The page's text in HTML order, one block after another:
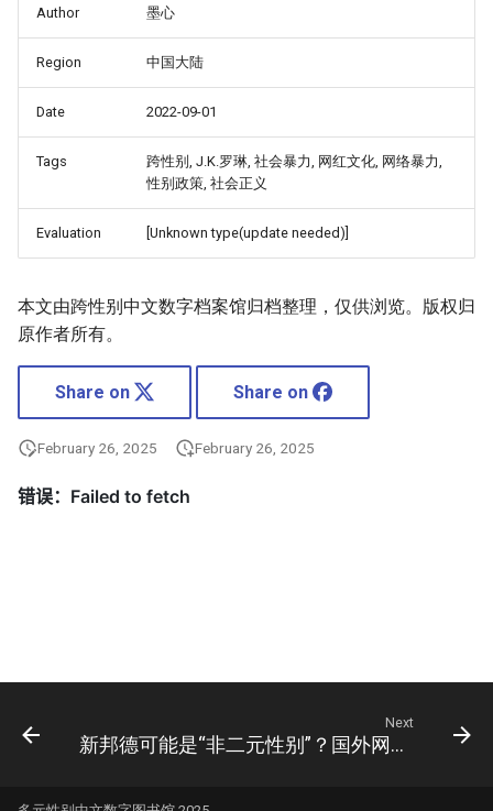
Author 墨心
Region 中国大陆
Date 2022-09-01
Tags
跨性别, J.K.罗琳, 社会暴力, 网红文化, 网络暴力,
性别政策, 社会正义
Evaluation [Unknown type(update needed)]
本文由跨性别中文数字档案馆归档整理，仅供浏览。版权归
原作者所有。
Share on Share on
February 26, 2025 February 26, 2025
Next
新邦德可能是“非二元性别”？国外网民哀嚎：007要完蛋了